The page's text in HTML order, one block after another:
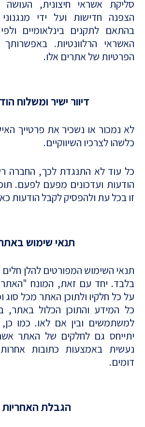
סליקת אשראי חיצונית, העושה
הצפנה חדישות ועל ידי
בהתאם לתקנים בינלאומיים
האשראי הרלוונטיות. באפשרותך
הפרטיות של אתרים אלו.
דיוור ישיר ומשלוח
לא נמכור או נשכיר את פרטייך
כלשהו לצרכיו השיווקיים.
כל עוד לא התנגדת לכך, החברה
הודעות ועדכונים מפעם לפעם.
זו בכל עת ולהפסיק לקבל הודעות
תנאי שימוש
תנאי השימוש המפורטים להלן
בלבד. יחד עם זאת, המונח
על כל חלקיו ולתוכן האתר מכל סוג
כל המידע והתוכן הכלול באתר,
למשתמשים ובין אם לאו. כמו
יתייחס גם לחלקים של האתר
נעשית באמצעות כתובות
דומים.
הגבלת האחריות